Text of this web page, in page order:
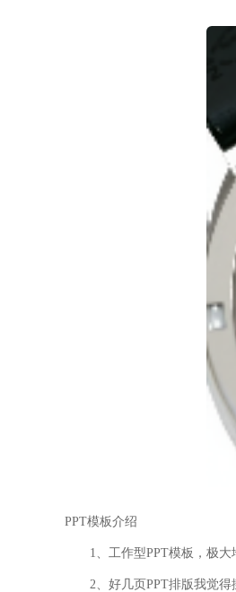
PPT模板介绍
1、工作型PPT模板，极
2、好几页PPT排版我觉